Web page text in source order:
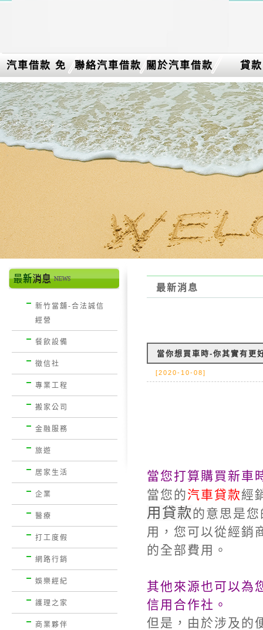
汽車借款 免
留車介紹
聯絡汽車借款 關於汽車借款 貸款
新竹當舖-合法誠信
經營
餐飲設備
徵信社
專業工程
搬家公司
金融服務
旅遊
居家生活
企業
醫療
打工度假
網路行銷
娛樂經紀
護理之家
商業夥伴
最新消息
當你想買車時-你其實有更
[2020-10-08]
當您打算購買新車
當您的汽車貸款經
用貸款的意思是
用，您可以從經銷
的全部費用。
其他來源也可以為
信用合作社。
但是，由於涉及的